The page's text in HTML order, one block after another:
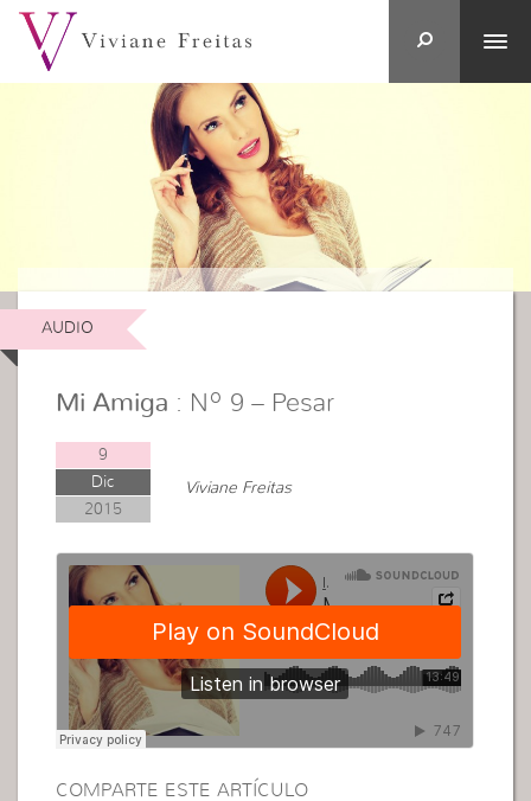
AUDIO
Mi Amiga : Nº 9 – Pesar
9
Dic
2015
Viviane Freitas
COMPARTE ESTE ARTÍCULO